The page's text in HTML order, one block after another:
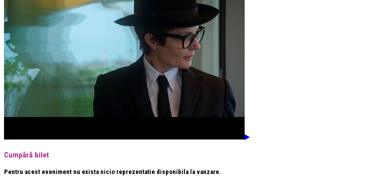
Cumpără bilet
Pentru acest eveniment nu exista nicio reprezentatie disponibila la vanzare.